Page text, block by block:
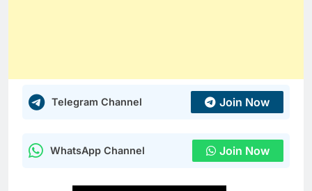
Telegram Channel Join Now
WhatsApp Channel Join Now